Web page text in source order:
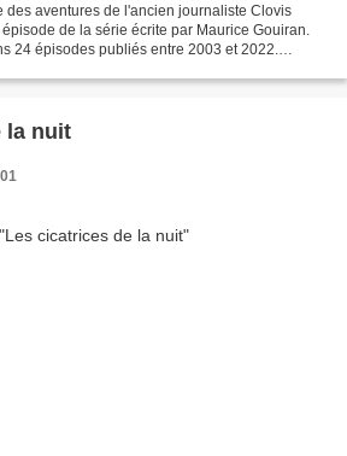
des aventures de l'ancien journaliste Clovis
de la série écrite par Maurice Gouiran.
24 épisodes publiés entre 2003 et 2022.
la nuit